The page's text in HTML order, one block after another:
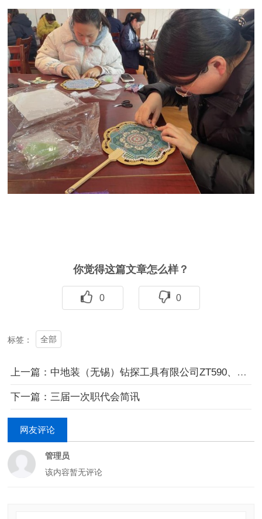
你觉得这篇文章怎么样？
0 0
标签： 全部
上一篇：中地装（无锡）钻探工具有限公司ZT590、ZT850、ZT950钻探用无缝冷拔管采购项目公开招标公告
下一篇：三届一次职代会简讯
网友评论
管理员
该内容暂无评论